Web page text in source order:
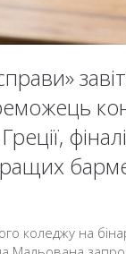
коледжу на